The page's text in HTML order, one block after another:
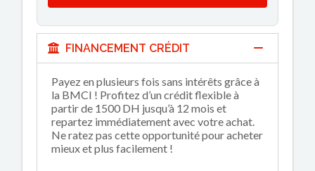
FINANCEMENT CRÉDIT
Payez en plusieurs fois sans intérêts grâce à
la BMCI ! Profitez d’un crédit flexible à
partir de 1500 DH jusqu’à 12 mois et
repartez immédiatement avec votre achat.
Ne ratez pas cette opportunité pour acheter
mieux et plus facilement !